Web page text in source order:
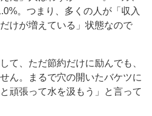
。つまり、多くの人が「収入
けが増えている」状態なので
て、ただ節約だけに励んでも、
ん。まるで穴の開いたバケツに
頑張って水を汲もう」と言って